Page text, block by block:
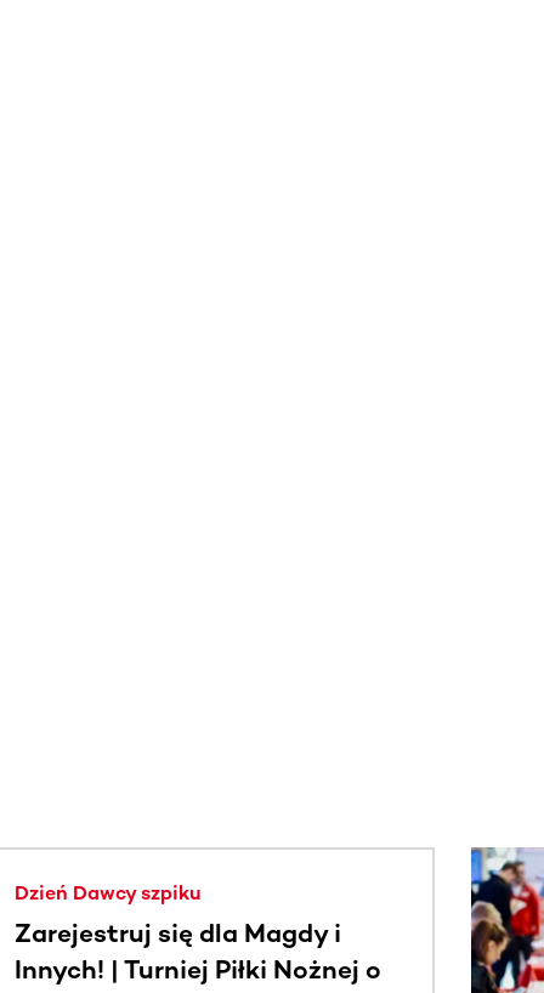
Dzień Dawcy szpiku
Zarejestruj się dla Magdy i
Innych! | Turniej Piłki Nożnej o